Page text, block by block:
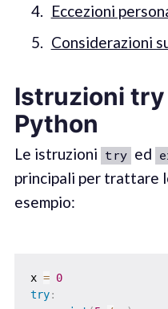
Eccezioni
Considerazioni
Istruzioni
Python
Le istruzioni try ed
principali per trattare
esempio:
x = 0
try: